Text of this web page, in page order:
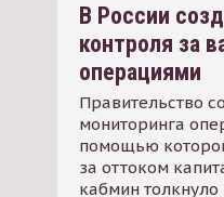
В России
контроля за
операциями
Правительство
мониторинга
помощью
за оттоком
кабмин